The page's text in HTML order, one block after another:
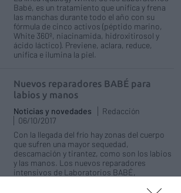
Babé, es un tratamiento que unifica y frena
las manchas durante todo el año con su
fórmula de cinco activos (péptido marino,
White 360º, niacinamida, hidroxitirosol y
ácido láctico). Previene, aclara, reduce,
unifica e ilumina la piel.
Nuevos reparadores BABÉ para
labios y manos
Noticias y novedades
Redacción
06/10/2017
Con la llegada del frío hay zonas del cuerpo
que sufren una mayor sequedad,
descamación y tirantez, como son los labios
y las manos. Los nuevos reparadores
intensivos de Laboratorios BABÉ,